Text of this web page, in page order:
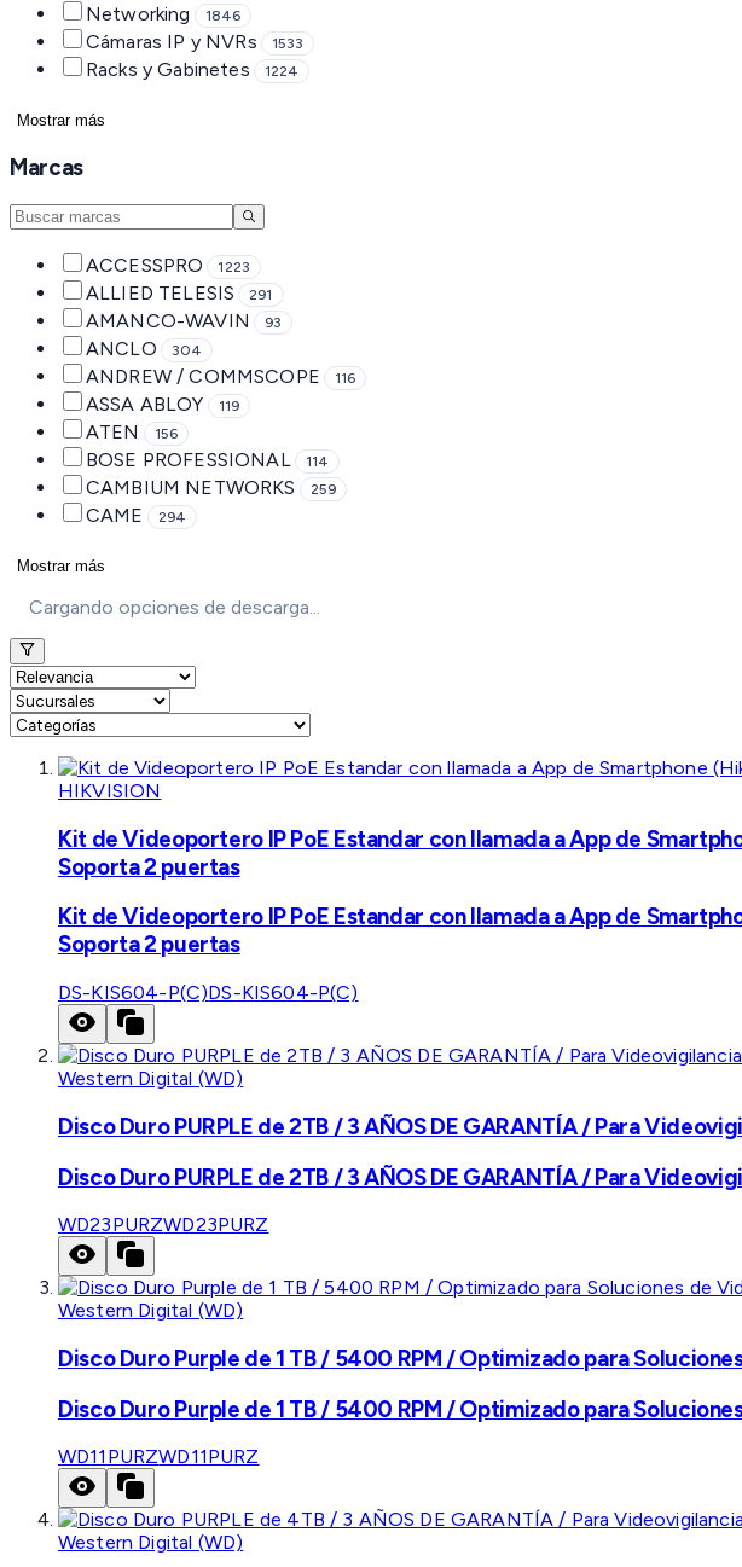
Networking 1846
Cámaras IP y NVRs 1533
Racks y Gabinetes 1224
Mostrar más
Marcas
ACCESSPRO 1223
ALLIED TELESIS 291
AMANCO-WAVIN 93
ANCLO 304
ANDREW / COMMSCOPE 116
ASSA ABLOY 119
ATEN 156
BOSE PROFESSIONAL 114
CAMBIUM NETWORKS 259
CAME 294
Mostrar más
Cargando opciones de descarga...
HIKVISION
Kit de Videoportero IP PoE Estandar con llamada a App de
Soporta 2 puertas
Kit de Videoportero IP PoE Estandar con llamada a App de
Soporta 2 puertas
DS-KIS604-P(C)DS-KIS604-P(C)
Western Digital (WD)
Disco Duro PURPLE de 2TB / 3 AÑOS DE GARANTÍA / Para
Disco Duro PURPLE de 2TB / 3 AÑOS DE GARANTÍA / Para
WD23PURZWD23PURZ
Western Digital (WD)
Disco Duro Purple de 1 TB / 5400 RPM / Optimizado para
Disco Duro Purple de 1 TB / 5400 RPM / Optimizado para
WD11PURZWD11PURZ
Western Digital (WD)